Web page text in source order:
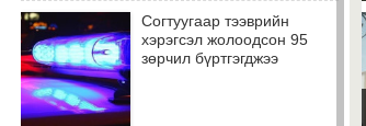
Согтуугаар тээврийн
хэрэгсэл жолоодсон 95
зөрчил бүртгэгджээ